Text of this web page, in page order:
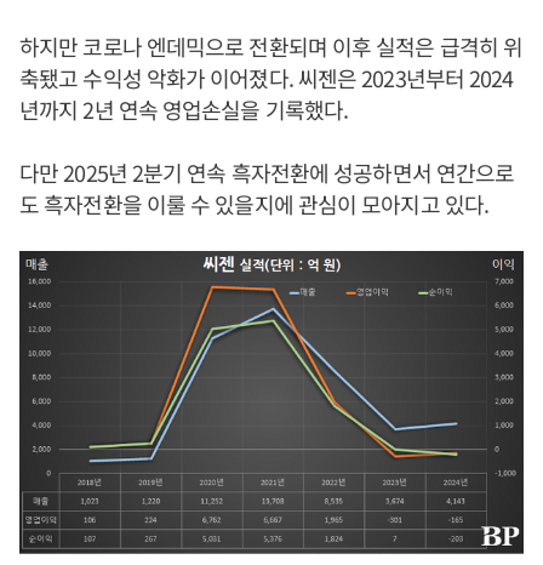
하지만 코로나 엔데믹으로 전환되며 이후 실적은 급격히 위
축됐고 수익성 악화가 이어졌다. 씨젠은 2023년부터 2024
년까지 2년 연속 영업손실을 기록했다.
다만 2025년 2분기 연속 흑자전환에 성공하면서 연간으로
도 흑자전환을 이룰 수 있을지에 관심이 모아지고 있다.